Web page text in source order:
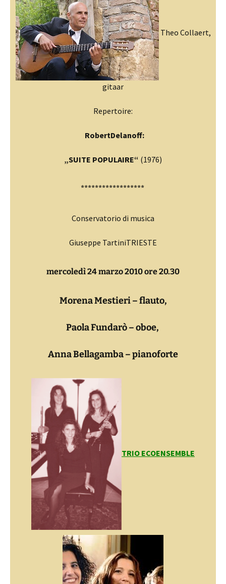
Theo Collaert,
gitaar
Repertoire:
RobertDelanoff:
„SUITE POPULAIRE“ (1976)
******************
Conservatorio di musica
Giuseppe TartiniTRIESTE
mercoledì 24 marzo 2010 ore 20.30
Morena Mestieri – flauto,
Paola Fundarò – oboe,
Anna Bellagamba – pianoforte
TRIO ECOENSEMBLE